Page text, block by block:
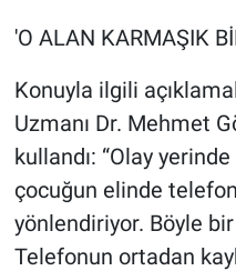
'O ALAN KARMAŞIK
Konuyla ilgili
Uzmanı Dr. Mehmet
kullandı: “Olay
çocuğun elinde
yönlendiriyor. Böyle
Telefonun ortadan